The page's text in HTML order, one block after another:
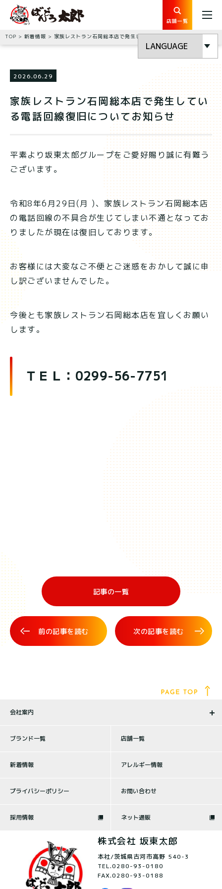
店舗一覧
TOP 新着情報 家族レストラン石岡総本店で発生している電話回線復旧についてお知らせ
2026.06.29
家族レストラン石岡総本店で発生してい
る電話回線復旧についてお知らせ
平素より坂東太郎グループをご愛好賜り誠に有難う
ございます。
令和8年6月29日(月 )、家族レストラン石岡総本店
の電話回線の不具合が生じてしまい不通となってお
りましたが現在は復旧しております。
お客様には大変なご不便とご迷惑をおかして誠に申
し訳ございませんでした。
今後とも家族レストラン石岡総本店を宜しくお願い
します。
ＴＥＬ：0299-56-7751
記事の一覧
次の記事を読む
前の記事を読む
会社案内
ブランド一覧 店舗一覧
新着情報 アレルギー情報
プライバシーポリシー お問い合わせ
採用情報 ネット通販
株式会社 坂東太郎
本社/茨城県古河市高野 540-3
TEL.0280-93-0180
FAX.0280-93-0188